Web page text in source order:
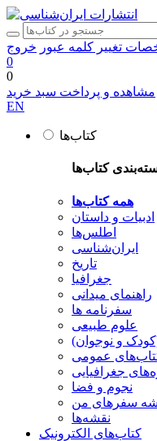
تغییر کلمه عبور خروج
0
0
مشاهده و پرداخت سبد خرید
EN
کتاب‌ها
همه کتاب‌ها
ادبیات و داستان
اطلس‌ها
ایران‌شناسی
تاریخ
جغرافیا
راهنمای میدانی
سفرنامه‌ ها
علوم طبیعی
و نوجوان)
عمومی
جغرافیایی
نجوم و فضا
سفرهای من
نقشه‌ها
کتاب‌های الکترونیک